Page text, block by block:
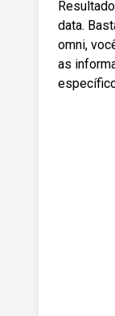
data.
omni,
as